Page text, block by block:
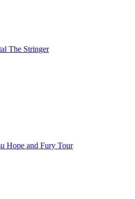
The Stringer
Hope and Fury Tour